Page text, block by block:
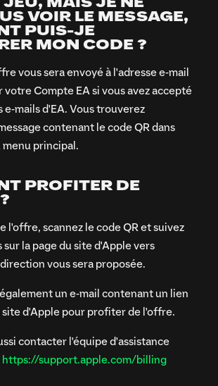
JEU, MAIS JE NE
VOIR LE MESSAGE,
PUIS-JE
MON CODE ?
vous sera envoyé à l'adresse e-mail
Compte EA si vous avez accepté
e-mails d'EA. Vous trouverez
contenant le code QR dans
menu principal.
PROFITER DE
l'offre, scannez le code QR et suivez
sur la page du site d'Apple vers
vous sera proposée.
un e-mail contenant un lien
site d'Apple pour profiter de l'offre.
contacter l'équipe d'assistance
https://support.apple.com/billing